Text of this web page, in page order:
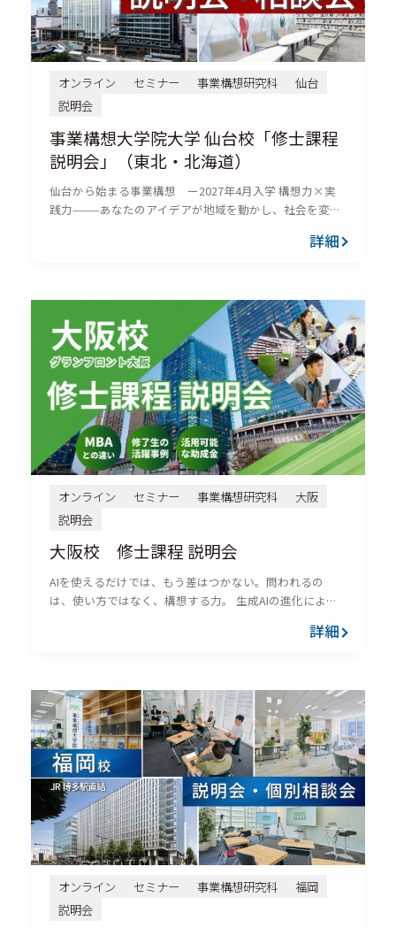
オンライン セミナー 事業構想研究科
仙台
説明会
事業構想大学院大学 仙台校「修士課程
説明会」（東北・北海道）
仙台から始まる事業構想 ー2027年4月入学 構想力×実
践力———あなたのアイデアが地域を動かし、社会を変え
業を志す、新しい事業を創出する、地域の課題を解決し
詳細
オンライン セミナー 事業構想研究科
大阪
説明会
大阪校 修士課程 説明会
AIを使えるだけでは、もう差はつかない。問われるの
は、使い方ではなく、構想する力。 生成AIの進化によ
は、これまで以上に速く、効率的になっています。やが
詳細
オンライン セミナー 事業構想研究科
福岡
説明会